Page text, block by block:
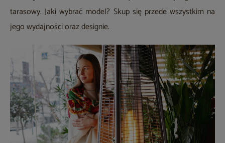
tarasowy. Jaki wybrać model? Skup się przede wszystkim na
jego wydajności oraz designie.